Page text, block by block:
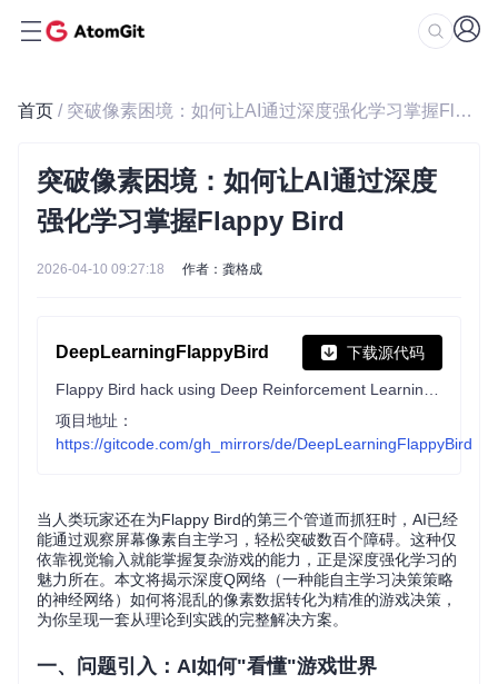
首页 / 突破像素困境：如何让AI通过深度强化学习掌握Flappy Bird
突破像素困境：如何让AI通过深度
强化学习掌握Flappy Bird
2026-04-10 09:27:18 作者：龚格成
DeepLearningFlappyBird 下载源代码
项目地址：
https://gitcode.com/gh_mirrors/de/DeepLearningFlappyBird
当人类玩家还在为Flappy Bird的第三个管道而抓狂时，AI已经
能通过观察屏幕像素自主学习，轻松突破数百个障碍。这种仅
依靠视觉输入就能掌握复杂游戏的能力，正是深度强化学习的
魅力所在。本文将揭示深度Q网络（一种能自主学习决策策略
的神经网络）如何将混乱的像素数据转化为精准的游戏决策，
为你呈现一套从理论到实践的完整解决方案。
一、问题引入：AI如何"看懂"游戏世界